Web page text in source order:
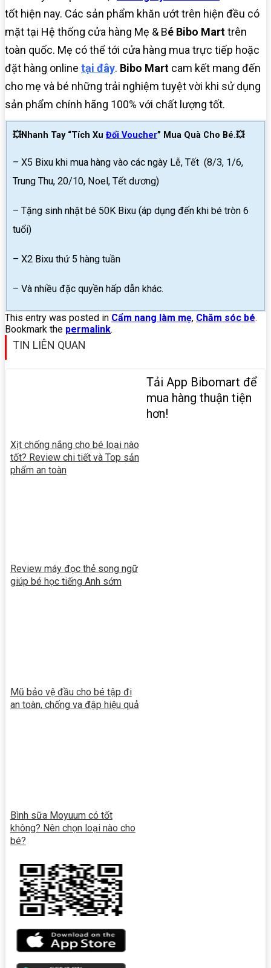
tốt hiện nay. Các sản phẩm khăn ướt trên hiện đều có
mặt tại Hệ thống cửa hàng Mẹ & Bé Bibo Marttrên
toàn quốc. Mẹ có thể tới cửa hàng mua trực tiếp hoặc
đặt hàng online tại đây. Bibo Mart cam kết mang đến
cho mẹ và bé những trải nghiệm tuyệt vời khi sử dụng
sản phẩm chính hãng 100% với chất lượng tốt.
💥Nhanh Tay “Tích Xu Đổi Voucher” Mua Quà Cho Bé.💥
– X5 Bixu khi mua hàng vào các ngày Lễ, Tết (8/3, 1/6,
Trung Thu, 20/10, Noel, Tết dương)
– Tặng sinh nhật bé 50K Bixu (áp dụng đến khi bé tròn 6
tuổi)
– X2 Bixu thứ 5 hàng tuần
– Và nhiều đặc quyền hấp dẫn khác.
This entry was posted in Cẩm nang làm mẹ, Chăm sóc bé.
Bookmark the permalink.
TIN LIÊN QUAN
Xịt chống nắng cho bé loại nào
tốt? Review chi tiết và Top sản
phẩm an toàn
Review máy đọc thẻ song ngữ
giúp bé học tiếng Anh sớm
Mũ bảo vệ đầu cho bé tập đi
an toàn, chống va đập hiệu quả
Bình sữa Moyuum có tốt
không? Nên chọn loại nào cho
bé?
Tải App Bibomart để
mua hàng thuận tiện
hơn!